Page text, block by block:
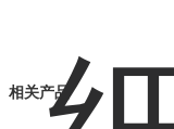
相关产品